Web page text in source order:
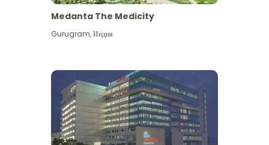
Medanta The Medicity
Gurugram,Индия